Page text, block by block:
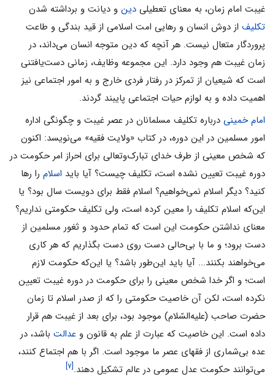
غیبت امام زمان، به معنای تعطیلی دین و دیانت و برداشته شدن
تکلیف از دوش انسان و رهایی امت اسلامی از قید بندگی و طاعت
پروردگار متعال نیست. هر آنچه که دین متوجه انسان می‌داند، در
زمان غیبت هم وجود دارد. این مجموعه وظایف، زمانی دست‌یافتنی
است که شیعیان از تمرکز در رفتار فردی خارج و به امور اجتماعی نیز
اهمیت داده و به لوازم حیات اجتماعی پایبند گردند.
امام خمینی درباره تکلیف مسلمانان در عصر غیبت و چگونگی اداره
امور مسلمین در این دوره، در کتاب «ولایت فقیه» می‌نویسد: اکنون
که شخص معینی از طرف خدای تبارک‌وتعالی برای احراز امر حکومت در
دوره غیبت تعیین نشده است، تکلیف چیست؟ آیا باید اسلام را رها
کنید؟ دیگر اسلام نمی‌خواهیم؟ اسلام فقط برای دویست سال بود؟ یا
این‌که اسلام تکلیف را معین کرده است، ولی تکلیف حکومتی نداریم؟
معنای نداشتن حکومت این است که تمام حدود و ثغور مسلمین از
دست برود؛ و ما با بی‌حالی دست روی دست بگذاریم که هر کاری
می‌خواهند بکنند... آیا باید این‌طور باشد؟ یا این‌که حکومت لازم
است؛ و اگر خدا شخص معینی را برای حکومت در دوره غیبت تعیین
نکرده است، لکن آن خاصیت حکومتی را که از صدر اسلام تا زمان
حضرت صاحب (علیه‌السّلام) موجود بود، برای بعد از غیبت هم قرار
داده است. این خاصیت که عبارت از علم به قانون و عدالت باشد، در
عده بی‌شماری از فقهای عصر ما موجود است. اگر با هم اجتماع کنند،
می‌توانند حکومت عدل عمومی در عالم تشکیل دهند.[۷]